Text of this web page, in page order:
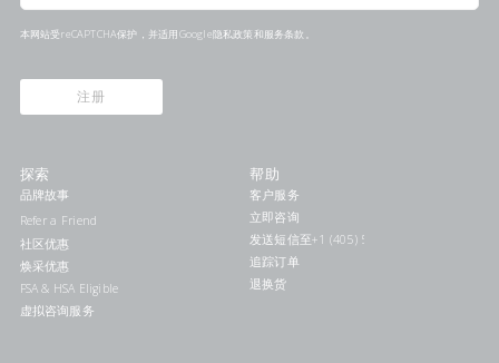
本网站受reCAPTCHA保护，并适用Google隐私政策和服务条款 。
注册
探索
品牌故事
Refer a Friend
社区优惠
焕采优惠
FSA & HSA Eligible
虚拟咨询服务
帮助
客户服务
立即咨询
发送短信至+1 (405) 578-7046联系我们
追踪订单
退换货